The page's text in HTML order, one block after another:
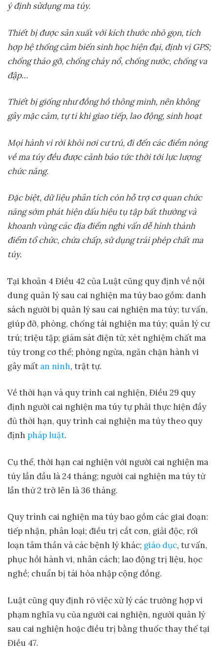
ý định sửdụng ma túy.
Thiết bịđược sản xuất với kích thước nhỏgọn, tích
hợp hệthống cảm biến sinh học hiện đại, định vịGPS;
chống tháo gỡ, chống cháy nổ, chống nước, chống va
đập…
Thiết bịgiống nhưđồng hồthông minh, nên không
gây mặc cảm, tựti khi giao tiếp, lao động, sinh hoạt
Mọi hành vi rời khỏi nơi cưtrú, đi đến các điểm nóng
vềma túy đều được cảnh báo tức thời tới lực lượng
chức năng.
Đặc biệt, dữliệu phân tích còn hỗtrợcơquan chức
năng sớm phát hiện dấu hiệu tụtập bất thường và
khoanh vùng các địa điểm nghi vấn dễhình thành
điểm tổchức, chứa chấp, sửdụng trái phép chất ma
túy.
Tại khoản 4 Điều 42 của Luật cũng quy định về nội
dung quản lý sau cai nghiện ma túy bao gồm: danh
sách người bị quản lý sau cai nghiện ma túy; tư vấn,
giúp đỡ, phòng, chống tái nghiện ma túy; quản lý cư
trú; triệu tập; giám sát điện tử; xét nghiệm chất ma
túy trong cơ thể; phòng ngừa, ngăn chặn hành vi
gây mất an ninh, trật tự.
Về thời hạn và quy trình cai nghiện, Điều 29 quy
định người cai nghiện ma túy tự phải thực hiện đầy
đủ thời hạn, quy trình cai nghiện ma túy theo quy
định pháp luật.
Cụ thể, thời hạn cai nghiện với người cai nghiện ma
túy lần đầu là 24 tháng; người cai nghiện ma túy từ
lần thứ 2 trở lên là 36 tháng.
Quy trình cai nghiện ma túy bao gồm các giai đoạn:
tiếp nhận, phân loại; điều trị cắt cơn, giải độc, rối
loạn tâm thần và các bệnh lý khác; giáo dục, tư vấn,
phục hồi hành vi, nhân cách; lao động trị liệu, học
nghề; chuẩn bị tái hòa nhập cộng đồng.
Luật cũng quy định rõ việc xử lý các trường hợp vi
phạm nghĩa vụ của người cai nghiện, người quản lý
sau cai nghiện hoặc điều trị bằng thuốc thay thế tại
Điều 47.